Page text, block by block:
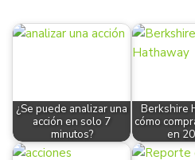
¿Se puede analizar una
acción en solo 7
minutos?
Berkshire
cómo
en